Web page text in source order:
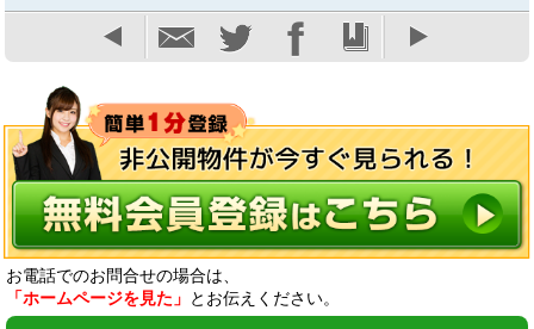
お電話でのお問合せの場合は、
「ホームページを見た」 とお伝えください。